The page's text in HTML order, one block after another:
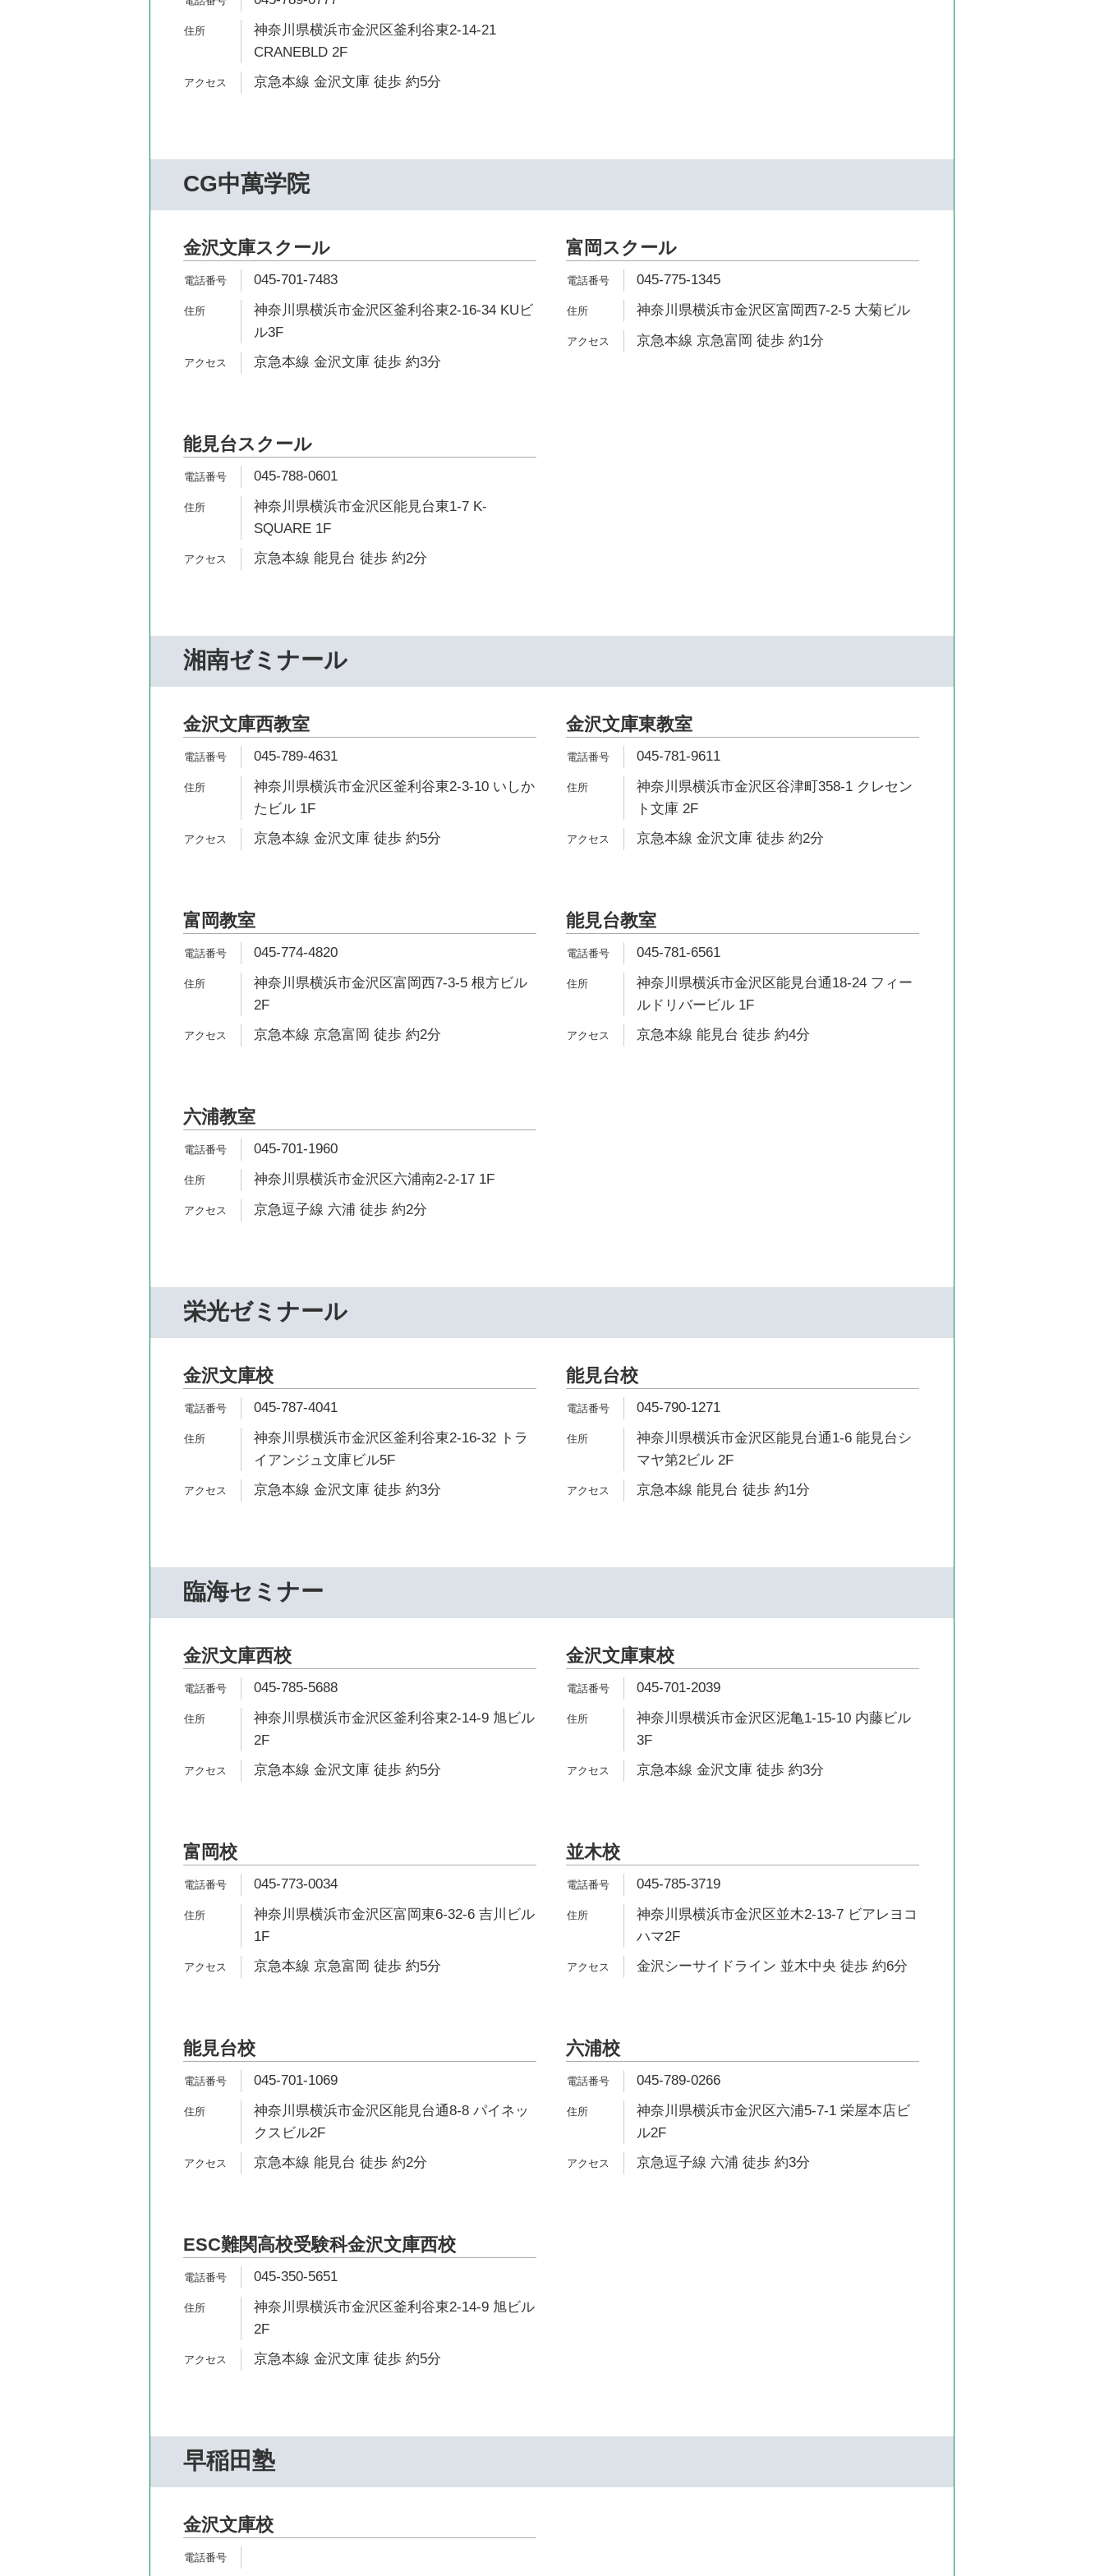
神奈川県横浜市金沢区釜利谷東2-14-21
CRANEBLD 2F
京急本線 金沢文庫 徒歩 約5分
CG中萬学院
金沢文庫スクール
045-701-7483
神奈川県横浜市金沢区釜利谷東2-16-34 KUビ
ル3F
京急本線 金沢文庫 徒歩 約3分
富岡スクール
045-775-1345
神奈川県横浜市金沢区富岡西7-2-5 大菊ビル
京急本線 京急富岡 徒歩 約1分
能見台スクール
045-788-0601
神奈川県横浜市金沢区能見台東1-7 K-
SQUARE 1F
京急本線 能見台 徒歩 約2分
湘南ゼミナール
金沢文庫西教室
045-789-4631
神奈川県横浜市金沢区釜利谷東2-3-10 いしか
たビル 1F
京急本線 金沢文庫 徒歩 約5分
金沢文庫東教室
045-781-9611
神奈川県横浜市金沢区谷津町358-1 クレセン
ト文庫 2F
京急本線 金沢文庫 徒歩 約2分
富岡教室
045-774-4820
神奈川県横浜市金沢区富岡西7-3-5 根方ビル
2F
京急本線 京急富岡 徒歩 約2分
能見台教室
045-781-6561
神奈川県横浜市金沢区能見台通18-24 フィー
ルドリバービル 1F
京急本線 能見台 徒歩 約4分
六浦教室
045-701-1960
神奈川県横浜市金沢区六浦南2-2-17 1F
京急逗子線 六浦 徒歩 約2分
栄光ゼミナール
金沢文庫校
045-787-4041
神奈川県横浜市金沢区釜利谷東2-16-32 トラ
イアンジュ文庫ビル5F
京急本線 金沢文庫 徒歩 約3分
能見台校
045-790-1271
神奈川県横浜市金沢区能見台通1-6 能見台シ
マヤ第2ビル 2F
京急本線 能見台 徒歩 約1分
臨海セミナー
金沢文庫西校
045-785-5688
神奈川県横浜市金沢区釜利谷東2-14-9 旭ビル
2F
京急本線 金沢文庫 徒歩 約5分
金沢文庫東校
045-701-2039
神奈川県横浜市金沢区泥亀1-15-10 内藤ビル
3F
京急本線 金沢文庫 徒歩 約3分
富岡校
045-773-0034
神奈川県横浜市金沢区富岡東6-32-6 吉川ビル
1F
京急本線 京急富岡 徒歩 約5分
並木校
045-785-3719
神奈川県横浜市金沢区並木2-13-7 ビアレヨコ
ハマ2F
金沢シーサイドライン 並木中央 徒歩 約6分
能見台校
045-701-1069
神奈川県横浜市金沢区能見台通8-8 パイネッ
クスビル2F
京急本線 能見台 徒歩 約2分
六浦校
045-789-0266
神奈川県横浜市金沢区六浦5-7-1 栄屋本店ビ
ル2F
京急逗子線 六浦 徒歩 約3分
ESC難関高校受験科金沢文庫西校
045-350-5651
神奈川県横浜市金沢区釜利谷東2-14-9 旭ビル
2F
京急本線 金沢文庫 徒歩 約5分
早稲田塾
金沢文庫校